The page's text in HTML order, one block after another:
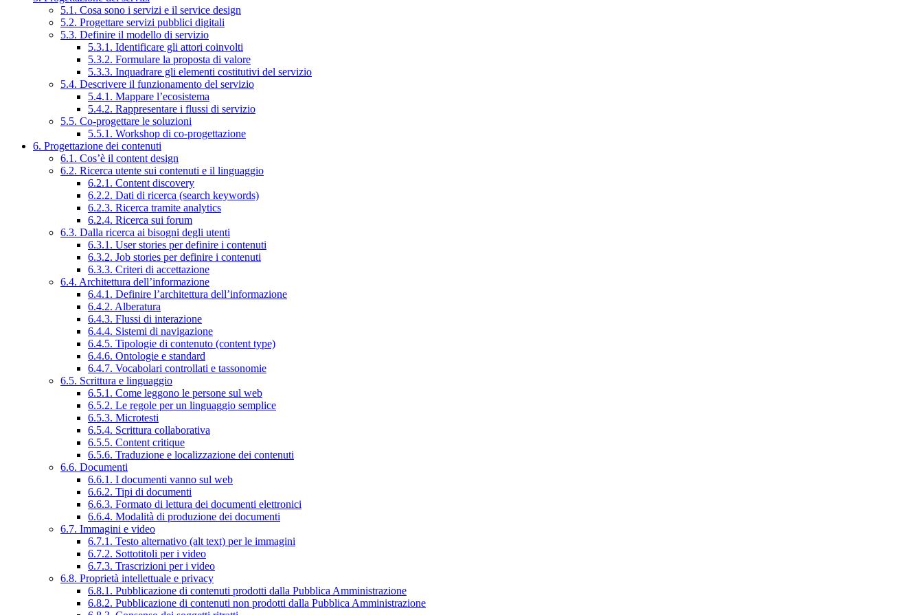
5.1. Cosa sono i servizi e il service design
5.2. Progettare servizi pubblici digitali
5.3. Definire il modello di servizio
5.3.1. Identificare gli attori coinvolti
5.3.2. Formulare la proposta di valore
5.3.3. Inquadrare gli elementi costitutivi del servizio
5.4. Descrivere il funzionamento del servizio
5.4.1. Mappare l’ecosistema
5.4.2. Rappresentare i flussi di servizio
5.5. Co-progettare le soluzioni
5.5.1. Workshop di co-progettazione
6. Progettazione dei contenuti
6.1. Cos’è il content design
6.2. Ricerca utente sui contenuti e il linguaggio
6.2.1. Content discovery
6.2.2. Dati di ricerca (search keywords)
6.2.3. Ricerca tramite analytics
6.2.4. Ricerca sui forum
6.3. Dalla ricerca ai bisogni degli utenti
6.3.1. User stories per definire i contenuti
6.3.2. Job stories per definire i contenuti
6.3.3. Criteri di accettazione
6.4. Architettura dell’informazione
6.4.1. Definire l’architettura dell’informazione
6.4.2. Alberatura
6.4.3. Flussi di interazione
6.4.4. Sistemi di navigazione
6.4.5. Tipologie di contenuto (content type)
6.4.6. Ontologie e standard
6.4.7. Vocabolari controllati e tassonomie
6.5. Scrittura e linguaggio
6.5.1. Come leggono le persone sul web
6.5.2. Le regole per un linguaggio semplice
6.5.3. Microtesti
6.5.4. Scrittura collaborativa
6.5.5. Content critique
6.5.6. Traduzione e localizzazione dei contenuti
6.6. Documenti
6.6.1. I documenti vanno sul web
6.6.2. Tipi di documenti
6.6.3. Formato di lettura dei documenti elettronici
6.6.4. Modalità di produzione dei documenti
6.7. Immagini e video
6.7.1. Testo alternativo (alt text) per le immagini
6.7.2. Sottotitoli per i video
6.7.3. Trascrizioni per i video
6.8. Proprietà intellettuale e privacy
6.8.1. Pubblicazione di contenuti prodotti dalla Pubblica Amministrazione
6.8.2. Pubblicazione di contenuti non prodotti dalla Pubblica Amministrazione